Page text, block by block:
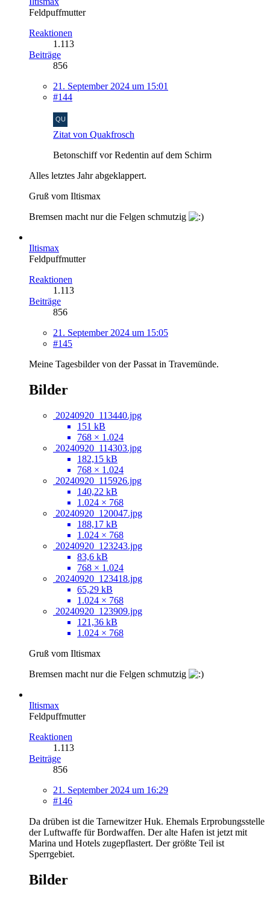
Feldpuffmutter
Reaktionen
1.113
Beiträge
856
21. September 2024 um 15:01
#144
Zitat von Quakfrosch
Betonschiff vor Redentin auf dem Schirm
Alles letztes Jahr abgeklappert.
Gruß vom Iltismax
Bremsen macht nur die Felgen schmutzig
Iltismax
Feldpuffmutter
Reaktionen
1.113
Beiträge
856
21. September 2024 um 15:05
#145
Meine Tagesbilder von der Passat in Travemünde.
Bilder
20240920_113440.jpg
151 kB
768 × 1.024
20240920_114303.jpg
182,15 kB
768 × 1.024
20240920_115926.jpg
140,22 kB
1.024 × 768
20240920_120047.jpg
188,17 kB
1.024 × 768
20240920_123243.jpg
83,6 kB
768 × 1.024
20240920_123418.jpg
65,29 kB
1.024 × 768
20240920_123909.jpg
121,36 kB
1.024 × 768
Gruß vom Iltismax
Bremsen macht nur die Felgen schmutzig
Iltismax
Feldpuffmutter
Reaktionen
1.113
Beiträge
856
21. September 2024 um 16:29
#146
Da drüben ist die Tarnewitzer Huk. Ehemals Erprobungsstelle
der Luftwaffe für Bordwaffen. Der alte Hafen ist jetzt mit
Marina und Hotels zugepflastert. Der größte Teil ist
Sperrgebiet.
Bilder